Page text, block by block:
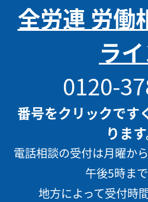
全労連 労働
ラ
0120-
番号をクリックです
ります
電話相談の受付は月曜か
午後5時まで
地方によって受付時